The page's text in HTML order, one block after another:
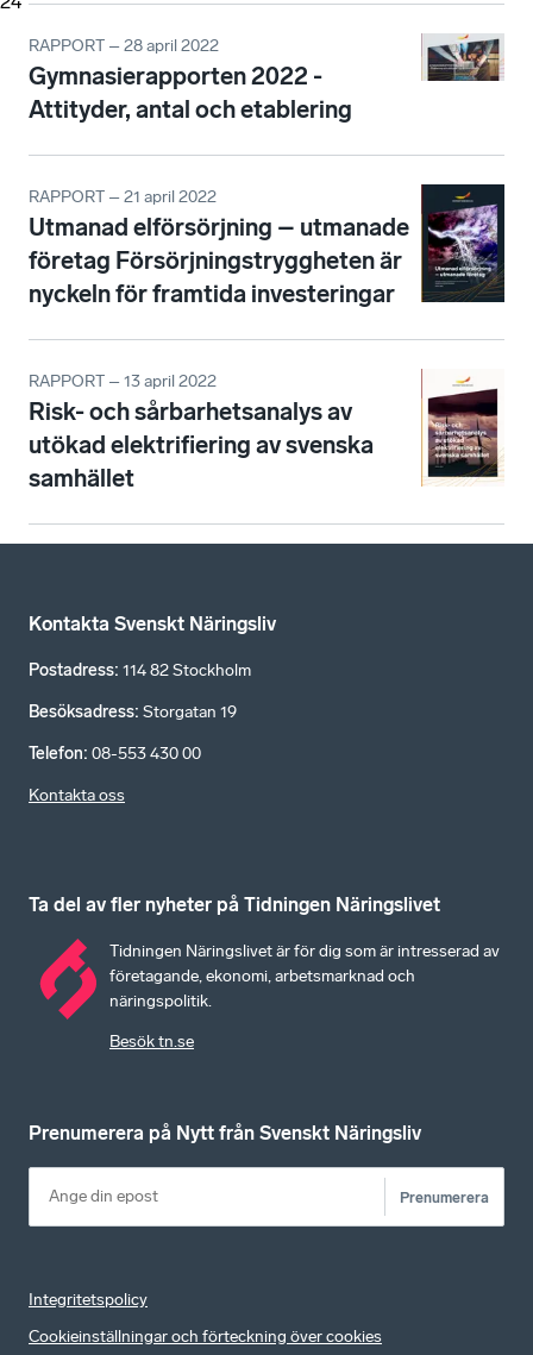
RAPPORT – 28 april 2022
Gymnasierapporten 2022 -
Attityder, antal och etablering
RAPPORT – 21 april 2022
Utmanad elförsörjning – utmanade
företag Försörjningstryggheten är
nyckeln för framtida investeringar
RAPPORT – 13 april 2022
Risk- och sårbarhetsanalys av
utökad elektrifiering av svenska
samhället
Kontakta Svenskt Näringsliv
Postadress: 114 82 Stockholm
Besöksadress: Storgatan 19
Telefon: 08-553 430 00
Kontakta oss
Ta del av fler nyheter på Tidningen Näringslivet
Tidningen Näringslivet är för dig som är intresserad av
företagande, ekonomi, arbetsmarknad och
näringspolitik.
Besök tn.se
Prenumerera på Nytt från Svenskt Näringsliv
Prenumerera
Integritetspolicy
Cookieinställningar och förteckning över cookies